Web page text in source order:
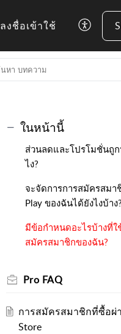
ลงชื่อเข้าใช้
ในหน้านี้
ส่วนลดและโปรโมชั่นถู
ไง?
จะจัดการการสมัครสมา
Play ของฉันได้ยังไงบ้าง?
มีข้อกำหนดอะไรบ้างที่ใ
สมัครสมาชิกของฉัน?
Pro FAQ
การสมัครสมาชิกที่ซื้อผ่
Store